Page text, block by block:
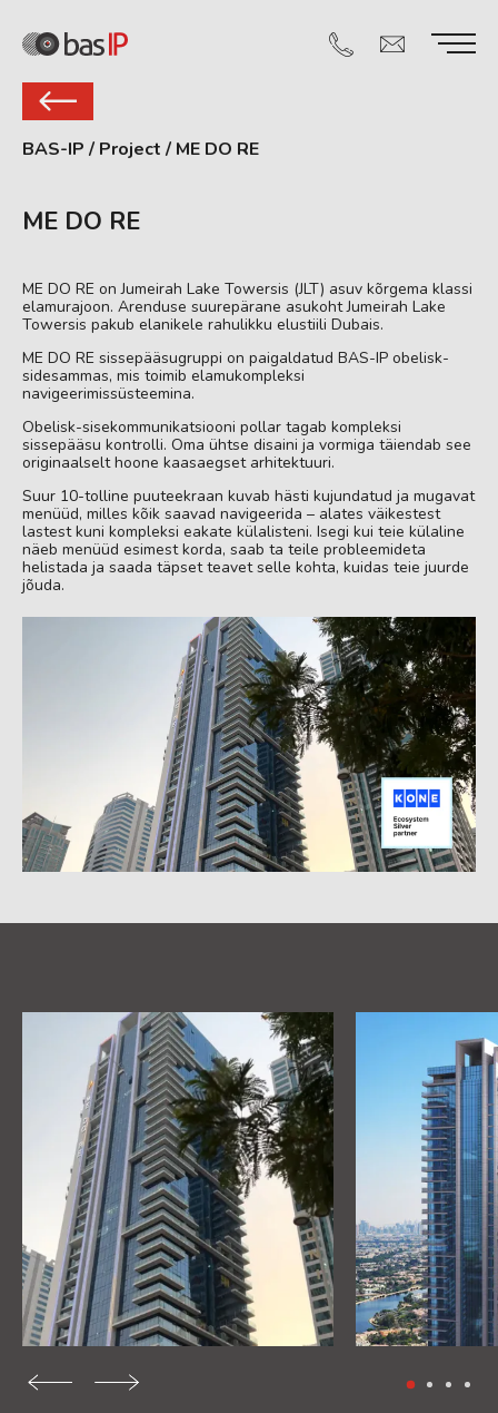
BAS-IP / Project / ME DO RE
ME DO RE
ME DO RE on Jumeirah Lake Towersis (JLT) asuv kõrgema klassi
elamurajoon. Arenduse suurepärane asukoht Jumeirah Lake
Towersis pakub elanikele rahulikku elustiili Dubais.
ME DO RE sissepääsugruppi on paigaldatud BAS-IP obelisk-
sidesammas, mis toimib elamukompleksi
navigeerimissüsteemina.
Obelisk-sisekommunikatsiooni pollar tagab kompleksi
sissepääsu kontrolli. Oma ühtse disaini ja vormiga täiendab see
originaalselt hoone kaasaegset arhitektuuri.
Suur 10-tolline puuteekraan kuvab hästi kujundatud ja mugavat
menüüd, milles kõik saavad navigeerida – alates väikestest
lastest kuni kompleksi eakate külalisteni. Isegi kui teie külaline
näeb menüüd esimest korda, saab ta teile probleemideta
helistada ja saada täpset teavet selle kohta, kuidas teie juurde
jõuda.